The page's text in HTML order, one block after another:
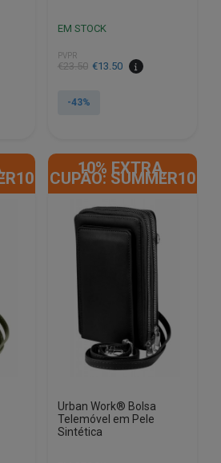
EM STOCK
PVPR
€23.50
O
original
€13.50
O
atual
-43%
10% EXTRA,
CUPÃO: SUMMER10
Urban Work® Bolsa
Telemóvel em Pele
Sintética